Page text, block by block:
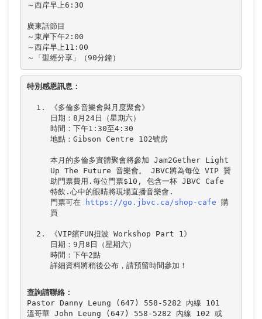
～西岸早上6:30
廣東話節目
～東岸下午2:00
～西岸早上11:00
特別感恩訊息：
《多倫多音樂會與月度聚會》
日期：8月24日（星期六）
時間：下午1:30至4:30
地點：Gibson Centre 102號房
本月的多倫多實體聚會將參加 Jam2Gether Light
Up The Future 音樂會。 JBVC將為每位 VIP 贊
助門票費用.每位門票$10, 包含一杯 JBVC Cafe
特飲.心中的眼睛將現場直播音樂會.
門票可在
https://go.jbvc.ca/shop-cafe 購
《VIP繽FUN扭波 Workshop Part 1》
日期：9月8日（星期六）
時間：下午2點
查詢請聯絡：
Pastor Danny Leung (647) 558-5282 內線 101
溫哥華 John Leung (647) 558-5282 內線 102 或